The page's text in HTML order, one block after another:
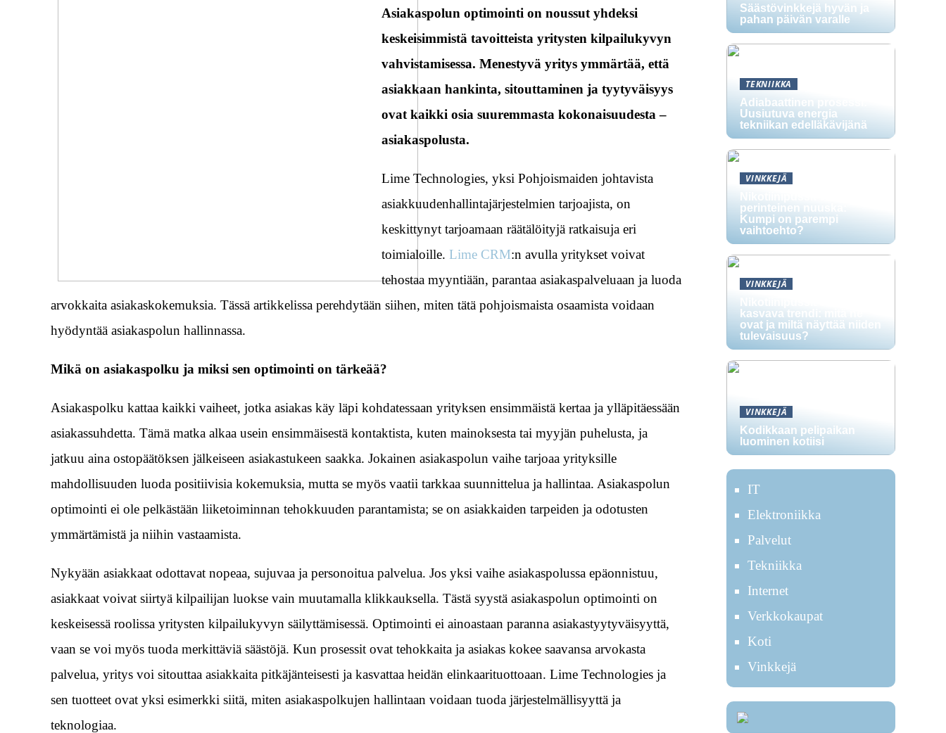
Asiakaspolun optimointi on noussut yhdeksi
keskeisimmistä tavoitteista yritysten kilpailukyvyn
vahvistamisessa. Menestyvä yritys ymmärtää, että
asiakkaan hankinta, sitouttaminen ja tyytyväisyys
ovat kaikki osia suuremmasta kokonaisuudesta –
asiakaspolusta.
Lime Technologies, yksi Pohjoismaiden johtavista
asiakkuudenhallintajärjestelmien tarjoajista, on
keskittynyt tarjoamaan räätälöityjä ratkaisuja eri
toimialoille. Lime CRM:n avulla yritykset voivat
tehostaa myyntiään, parantaa asiakaspalveluaan ja luoda
arvokkaita asiakaskokemuksia. Tässä artikkelissa perehdytään siihen, miten tätä pohjoismaista osaamista voidaan
hyödyntää asiakaspolun hallinnassa.
Mikä on asiakaspolku ja miksi sen optimointi on tärkeää?
Asiakaspolku kattaa kaikki vaiheet, jotka asiakas käy läpi kohdatessaan yrityksen ensimmäistä kertaa ja ylläpitäessään
asiakassuhdetta. Tämä matka alkaa usein ensimmäisestä kontaktista, kuten mainoksesta tai myyjän puhelusta, ja
jatkuu aina ostopäätöksen jälkeiseen asiakastukeen saakka. Jokainen asiakaspolun vaihe tarjoaa yrityksille
mahdollisuuden luoda positiivisia kokemuksia, mutta se myös vaatii tarkkaa suunnittelua ja hallintaa. Asiakaspolun
optimointi ei ole pelkästään liiketoiminnan tehokkuuden parantamista; se on asiakkaiden tarpeiden ja odotusten
ymmärtämistä ja niihin vastaamista.
Nykyään asiakkaat odottavat nopeaa, sujuvaa ja personoitua palvelua. Jos yksi vaihe asiakaspolussa epäonnistuu,
asiakkaat voivat siirtyä kilpailijan luokse vain muutamalla klikkauksella. Tästä syystä asiakaspolun optimointi on
keskeisessä roolissa yritysten kilpailukyvyn säilyttämisessä. Optimointi ei ainoastaan paranna asiakastyytyväisyyttä,
vaan se voi myös tuoda merkittäviä säästöjä. Kun prosessit ovat tehokkaita ja asiakas kokee saavansa arvokasta
palvelua, yritys voi sitouttaa asiakkaita pitkäjänteisesti ja kasvattaa heidän elinkaarituottoaan. Lime Technologies ja
sen tuotteet ovat yksi esimerkki siitä, miten asiakaspolkujen hallintaan voidaan tuoda järjestelmällisyyttä ja
teknologiaa.
Säästövinkkejä hyvän ja
pahan päivän varalle
TEKNIIKKA
Adiabaattinen prosessi:
Uusiutuva energia
tekniikan edelläkävijänä
VINKKEJÄ
Nikotiinipussit vs.
perinteinen nuuska:
Kumpi on parempi
vaihtoehto?
VINKKEJÄ
Nikotiinipussit ovat
kasvava trendi: mitä ne
ovat ja miltä näyttää niiden
tulevaisuus?
VINKKEJÄ
Kodikkaan pelipaikan
luominen kotiisi
IT
Elektroniikka
Palvelut
Tekniikka
Internet
Verkkokaupat
Koti
Vinkkejä